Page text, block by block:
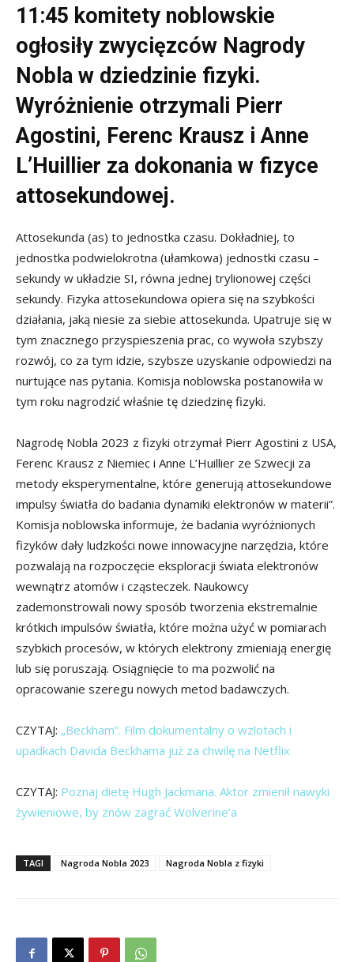
11:45 komitety noblowskie
ogłosiły zwycięzców Nagrody
Nobla w dziedzinie fizyki.
Wyróżnienie otrzymali Pierr
Agostini, Ferenc Krausz i Anne
L’Huillier za dokonania w fizyce
attosekundowej.
Attosekunda (as) to jednostka czasu. Dokładniej, to
jednostka podwielokrotna (ułamkowa) jednostki czasu –
sekundy w układzie SI, równa jednej trylionowej części
sekundy. Fizyka attosekundowa opiera się na szybkości
działania, jaką niesie za siebie attosekunda. Upatruje się w
tym znacznego przyspieszenia prac, co wywoła szybszy
rozwój, co za tym idzie, szybsze uzyskanie odpowiedzi na
nurtujące nas pytania. Komisja noblowska postanowiła w
tym roku nagrodzić właśnie tę dziedzinę fizyki.
Nagrodę Nobla 2023 z fizyki otrzymał Pierr Agostini z USA,
Ferenc Krausz z Niemiec i Anne L’Huillier ze Szwecji za
metody eksperymentalne, które generują attosekundowe
impulsy światła do badania dynamiki elektronów w materii”.
Komisja noblowska informuje, że badania wyróżnionych
fizyków dały ludzkości nowe innowacyjne narzędzia, które
pozwalają na rozpoczęcie eksploracji świata elektronów
wewnątrz atomów i cząsteczek. Naukowcy
zademonstrowali nowy sposób tworzenia ekstremalnie
krótkich impulsów światła, które można użyć w pomiarach
szybkich procesów, w których elektrony zmieniają energię
lub się poruszają. Osiągnięcie to ma pozwolić na
opracowanie szeregu nowych metod badawczych.
CZYTAJ: „Beckham”. Film dokumentalny o wzlotach i
upadkach Davida Beckhama już za chwilę na Netflix
CZYTAJ: Poznaj dietę Hugh Jackmana. Aktor zmienił nawyki
żywieniowe, by znów zagrać Wolverine’a
TAGI Nagroda Nobla 2023 Nagroda Nobla z fizyki